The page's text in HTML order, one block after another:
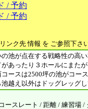
/ 予約
/ 予約
ンク先 情報 を ご参照下さ
池が点在する戦略性の高
あったり３ホールにまた
ースは2500坪の池がコー
越え以外はドッグレッグし
スレート / 距離 / 練習場 /